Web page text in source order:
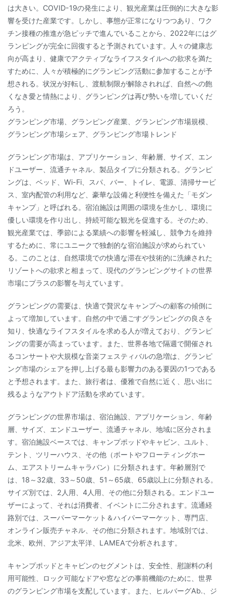
は大きい。COVID-19の発生により、観光産業は圧倒的に大きな影
響を受けた産業です。しかし、事態が正常になりつつあり、ワク
チン接種の推進が急ピッチで進んでいることから、2022年にはグ
ランピングが完全に回復すると予測されています。人々の健康志
向が高まり、健康でアクティブなライフスタイルへの欲求を満た
すために、人々が積極的にグランピング活動に参加することが予
想される。状況が好転し、渡航制限が解除されれば、自然への飽
くなき愛と情熱により、グランピングは再び勢いを増していくだ
ろう。
グランピング市場、グランピング産業、グランピング市場規模、
グランピング市場シェア、グランピング市場トレンド
グランピング市場は、アプリケーション、年齢層、サイズ、エン
ドユーザー、流通チャネル、製品タイプに分類される。グランピ
ングは、ベッド、Wi-Fi、スパ、バー、トイレ、電源、清掃サービ
ス、室内配管の利用など、豪華な設備と利便性を備えた「モダン
キャンプ」と呼ばれる。宿泊施設は周囲の環境を生かし、環境に
優しい環境を作り出し、持続可能な観光を促進する。そのため、
観光産業では、季節による業績への影響を軽減し、競争力を維持
するために、常にユニークで独創的な宿泊施設が求められてい
る。このことは、自然環境での快適な滞在や技術的に洗練された
リゾートへの欲求と相まって、現代のグランピングサイトの世界
市場にプラスの影響を与えています。
グランピングの需要は、快適で贅沢なキャンプへの顧客の傾倒に
よって増加しています。自然の中で過ごすグランピングの良さを
知り、快適なライフスタイルを求める人が増えており、グランピ
ングの需要が高まっています。また、世界各地で隔週で開催され
るコンサートや大規模な音楽フェスティバルの急増は、グランピ
ング市場のシェアを押し上げる最も影響力のある要因の1つである
と予想されます。また、旅行者は、優雅で自然に近く、思い出に
残るようなアウトドア活動を求めています。
グランピングの世界市場は、宿泊施設、アプリケーション、年齢
層、サイズ、エンドユーザー、流通チャネル、地域に区分されま
す。宿泊施設ベースでは、キャンプポッドやキャビン、ユルト、
テント、ツリーハウス、その他（ボートやフローティングホー
ム、エアストリームキャラバン）に分類されます。年齢層別で
は、18～32歳、33～50歳、51～65歳、65歳以上に分類される。
サイズ別では、2人用、4人用、その他に分類される。エンドユー
ザーによって、それは消費者、イベントに二分されます。流通経
路別では、スーパーマーケット＆ハイパーマーケット、専門店、
オンライン販売チャネル、その他に分類されます。地域別では、
北米、欧州、アジア太平洋、LAMEAで分析されます。
キャンプポッドとキャビンのセグメントは、安全性、慰謝料の利
用可能性、ロック可能なドアや窓などの事前機能のために、世界
のグランピング市場を支配しています。また、ヒルバーグAb.、ジ